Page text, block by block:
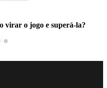
virar o jogo e superá-la?